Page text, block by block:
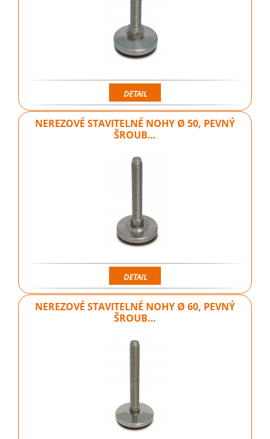
DETAIL
NEREZOVÉ STAVITELNÉ NOHY Ø 50, PEVNÝ
ŠROUB…
DETAIL
NEREZOVÉ STAVITELNÉ NOHY Ø 60, PEVNÝ
ŠROUB…